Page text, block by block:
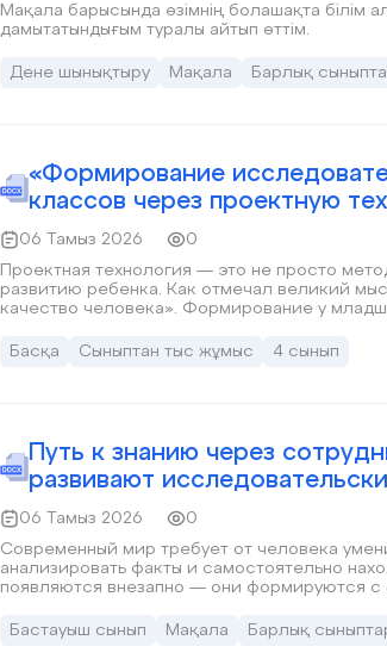
Мақала барысында өзімнің болашақта
дамытатындығым туралы айтып өттім.
Дене шынықтыру Мақала Барлық
«Формирование
классов через проектную
06 Тамыз 2026
0
Проектная технология — это не просто
развитию ребенка. Как отмечал великий
качество человека». Формирование у
Басқа
Сыныптан тыс жұмыс 4 сынып
Путь к знанию через
развивают
06 Тамыз 2026
0
Современный мир требует от человека
анализировать факты и самостоятельно
появляются внезапно — они формируются с
проверить и сделать собственный вывод. На уроках в начальных классах именно предмет
«Естествознание» становится главной
Бастауыш сынып Мақала Барлық